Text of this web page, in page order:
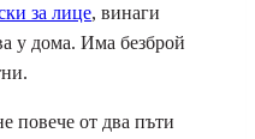
за лице, винаги
у дома. Има безброй
повече от два пъти